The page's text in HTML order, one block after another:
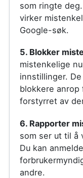
som ringte
virker
Google-søk.
5. Blokker
mistenkelige
innstillinger.
blokkere anrop
forstyrret av
6. Rapporter
som ser ut til
Du kan
andre.